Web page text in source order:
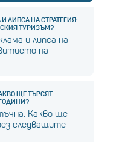
ЛИПСА НА СТРАТЕГИЯ:
ТУРИЗЪМ?
и липса на
на
ЩЕ ТЪРСЯТ
Какво ще
следващите